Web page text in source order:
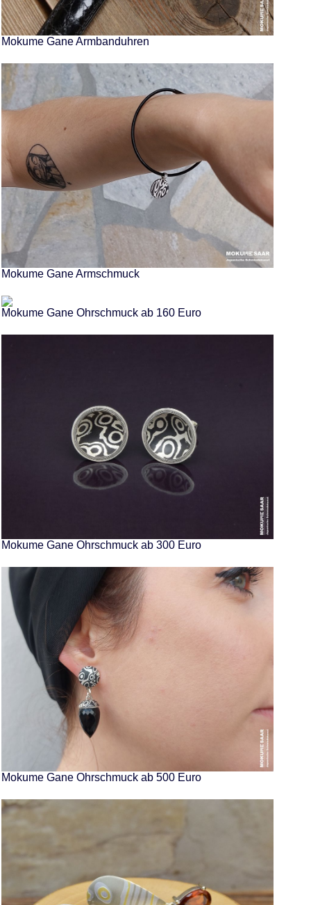
Mokume Gane Armbanduhren
Mokume Gane Armschmuck
Mokume Gane Ohrschmuck ab 160 Euro
Mokume Gane Ohrschmuck ab 300 Euro
Mokume Gane Ohrschmuck ab 500 Euro